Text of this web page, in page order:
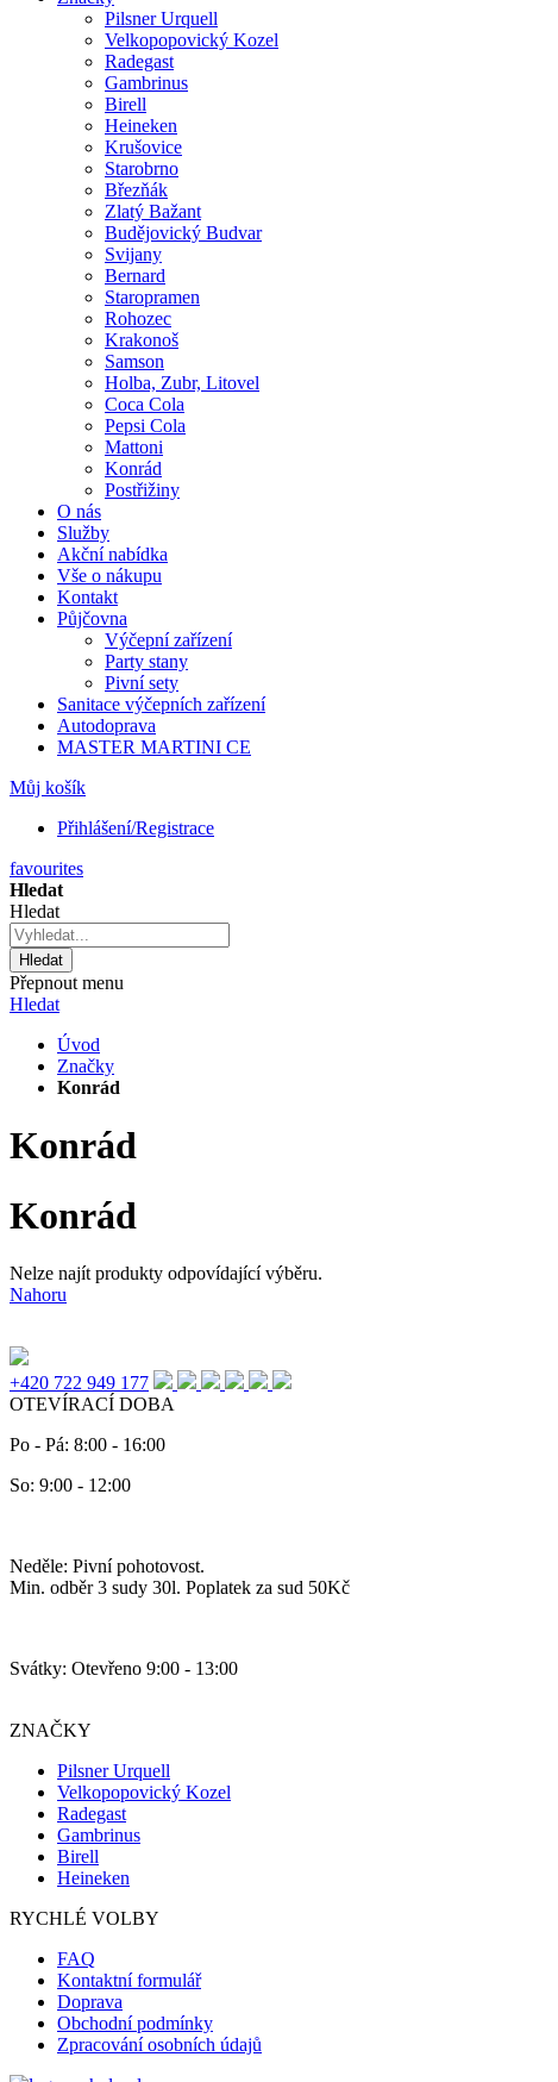
Pilsner Urquell
Velkopopovický Kozel
Radegast
Gambrinus
Birell
Heineken
Krušovice
Starobrno
Březňák
Zlatý Bažant
Budějovický Budvar
Svijany
Bernard
Staropramen
Rohozec
Krakonoš
Samson
Holba, Zubr, Litovel
Coca Cola
Pepsi Cola
Mattoni
Konrád
Postřižiny
O nás
Služby
Akční nabídka
Vše o nákupu
Kontakt
Půjčovna
Výčepní zařízení
Party stany
Pivní sety
Sanitace výčepních zařízení
Autodoprava
MASTER MARTINI CE
Můj košík
Přihlášení/Registrace
favourites
Hledat
Hledat
Hledat
Přepnout menu
Hledat
Úvod
Značky
Konrád
Konrád
Konrád
Nelze najít produkty odpovídající výběru.
Nahoru
+420 722 949 177
OTEVÍRACÍ DOBA
Po - Pá: 8:00 - 16:00
So: 9:00 - 12:00
Neděle: Pivní pohotovost.
Min. odběr 3 sudy 30l. Poplatek za sud 50Kč
Svátky: Otevřeno 9:00 - 13:00
ZNAČKY
Pilsner Urquell
Velkopopovický Kozel
Radegast
Gambrinus
Birell
Heineken
RYCHLÉ VOLBY
FAQ
Kontaktní formulář
Doprava
Obchodní podmínky
Zpracování osobních údajů